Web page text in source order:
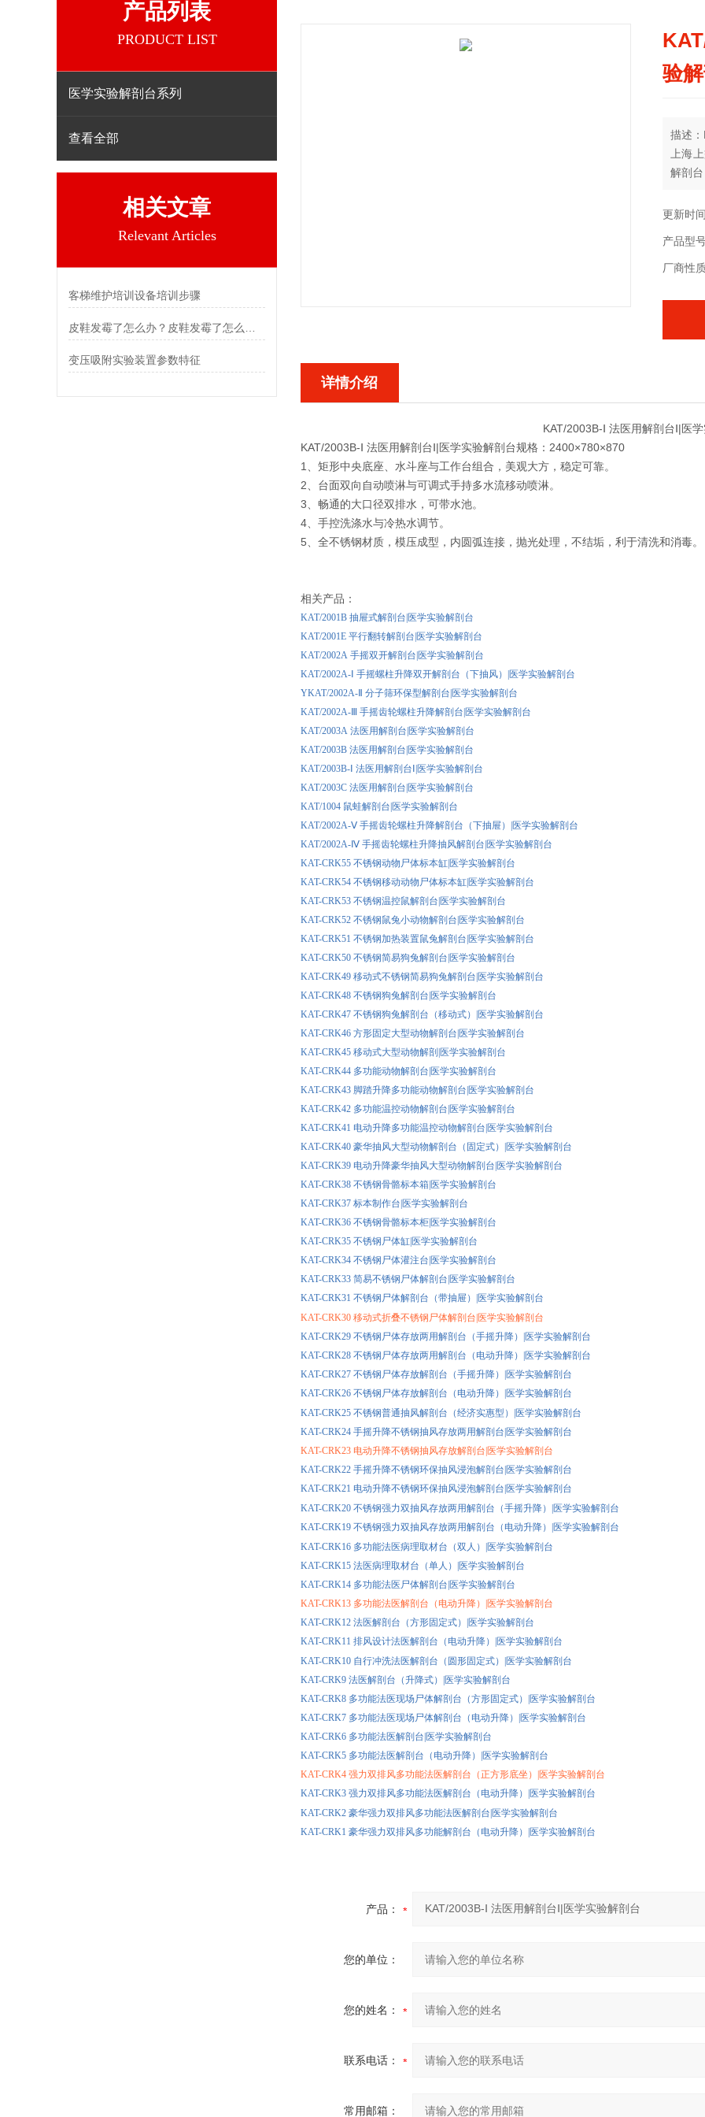
产品列表
PRODUCT LIST
医学实验解剖台系列
查看全部
相关文章
Relevant Articles
客梯维护培训设备培训步骤
变压吸附实验装置参数特征
验
描述
上海
解剖台
更新时
产品型
厂商性
详情介绍
KAT/2003B-Ⅰ 法医用解剖台Ⅰ|医
KAT/2003B-Ⅰ 法医用解剖台Ⅰ|医学实验解剖台规格：2400×780×870
1、矩形中央底座、水斗座与工作台组合，美观大方，稳定可靠。
2、台面双向自动喷淋与可调式手持多水流移动喷淋。
3、畅通的大口径双排水，可带水池。
4、手控洗涤水与冷热水调节。
5、全不锈钢材质，模压成型，内圆弧连接，抛光处理，不结垢，利于清洗和消毒。
相关产品：
KAT/2001B 抽屉式解剖台|医学实验解剖台
KAT/2001E 平行翻转解剖台|医学实验解剖台
KAT/2002A 手摇双开解剖台|医学实验解剖台
KAT/2002A-Ⅰ 手摇螺柱升降双开解剖台（下抽风）|医学实验解剖台
YKAT/2002A-Ⅱ 分子筛环保型解剖台|医学实验解剖台
KAT/2002A-Ⅲ 手摇齿轮螺柱升降解剖台|医学实验解剖台
KAT/2003A 法医用解剖台|医学实验解剖台
KAT/2003B 法医用解剖台|医学实验解剖台
KAT/2003B-Ⅰ 法医用解剖台Ⅰ|医学实验解剖台
KAT/2003C 法医用解剖台|医学实验解剖台
KAT/1004 鼠蛙解剖台|医学实验解剖台
KAT/2002A-Ⅴ 手摇齿轮螺柱升降解剖台（下抽屉）|医学实验解剖台
KAT/2002A-Ⅳ 手摇齿轮螺柱升降抽风解剖台|医学实验解剖台
KAT-CRK55 不锈钢动物尸体标本缸|医学实验解剖台
KAT-CRK54 不锈钢移动动物尸体标本缸|医学实验解剖台
KAT-CRK53 不锈钢温控鼠解剖台|医学实验解剖台
KAT-CRK52 不锈钢鼠兔小动物解剖台|医学实验解剖台
KAT-CRK51 不锈钢加热装置鼠兔解剖台|医学实验解剖台
KAT-CRK50 不锈钢简易狗兔解剖台|医学实验解剖台
KAT-CRK49 移动式不锈钢简易狗兔解剖台|医学实验解剖台
KAT-CRK48 不锈钢狗兔解剖台|医学实验解剖台
KAT-CRK47 不锈钢狗兔解剖台（移动式）|医学实验解剖台
KAT-CRK46 方形固定大型动物解剖台|医学实验解剖台
KAT-CRK45 移动式大型动物解剖|医学实验解剖台
KAT-CRK44 多功能动物解剖台|医学实验解剖台
KAT-CRK43 脚踏升降多功能动物解剖台|医学实验解剖台
KAT-CRK42 多功能温控动物解剖台|医学实验解剖台
KAT-CRK41 电动升降多功能温控动物解剖台|医学实验解剖台
KAT-CRK40 豪华抽风大型动物解剖台（固定式）|医学实验解剖台
KAT-CRK39 电动升降豪华抽风大型动物解剖台|医学实验解剖台
KAT-CRK38 不锈钢骨骼标本箱|医学实验解剖台
KAT-CRK37 标本制作台|医学实验解剖台
KAT-CRK36 不锈钢骨骼标本柜|医学实验解剖台
KAT-CRK35 不锈钢尸体缸|医学实验解剖台
KAT-CRK34 不锈钢尸体灌注台|医学实验解剖台
KAT-CRK33 简易不锈钢尸体解剖台|医学实验解剖台
KAT-CRK31 不锈钢尸体解剖台（带抽屉）|医学实验解剖台
KAT-CRK30 移动式折叠不锈钢尸体解剖台|医学实验解剖台
KAT-CRK29 不锈钢尸体存放两用解剖台（手摇升降）|医学实验解剖台
KAT-CRK28 不锈钢尸体存放两用解剖台（电动升降）|医学实验解剖台
KAT-CRK27 不锈钢尸体存放解剖台（手摇升降）|医学实验解剖台
KAT-CRK26 不锈钢尸体存放解剖台（电动升降）|医学实验解剖台
KAT-CRK25 不锈钢普通抽风解剖台（经济实惠型）|医学实验解剖台
KAT-CRK24 手摇升降不锈钢抽风存放两用解剖台|医学实验解剖台
KAT-CRK23 电动升降不锈钢抽风存放解剖台|医学实验解剖台
KAT-CRK22 手摇升降不锈钢环保抽风浸泡解剖台|医学实验解剖台
KAT-CRK21 电动升降不锈钢环保抽风浸泡解剖台|医学实验解剖台
KAT-CRK20 不锈钢强力双抽风存放两用解剖台（手摇升降）|医学实验解剖台
KAT-CRK19 不锈钢强力双抽风存放两用解剖台（电动升降）|医学实验解剖台
KAT-CRK16 多功能法医病理取材台（双人）|医学实验解剖台
KAT-CRK15 法医病理取材台（单人）|医学实验解剖台
KAT-CRK14 多功能法医尸体解剖台|医学实验解剖台
KAT-CRK13 多功能法医解剖台（电动升降）|医学实验解剖台
KAT-CRK12 法医解剖台（方形固定式）|医学实验解剖台
KAT-CRK11 排风设计法医解剖台（电动升降）|医学实验解剖台
KAT-CRK10 自行冲洗法医解剖台（圆形固定式）|医学实验解剖台
KAT-CRK9 法医解剖台（升降式）|医学实验解剖台
KAT-CRK8 多功能法医现场尸体解剖台（方形固定式）|医学实验解剖台
KAT-CRK7 多功能法医现场尸体解剖台（电动升降）|医学实验解剖台
KAT-CRK6 多功能法医解剖台|医学实验解剖台
KAT-CRK5 多功能法医解剖台（电动升降）|医学实验解剖台
KAT-CRK4 强力双排风多功能法医解剖台（正方形底坐）|医学实验解剖台
KAT-CRK3 强力双排风多功能法医解剖台（电动升降）|医学实验解剖台
KAT-CRK2 豪华强力双排风多功能法医解剖台|医学实验解剖台
KAT-CRK1 豪华强力双排风多功能解剖台（电动升降）|医学实验解剖台
产品：
您的单位：
您的姓名：
联系电话：
常用邮箱：